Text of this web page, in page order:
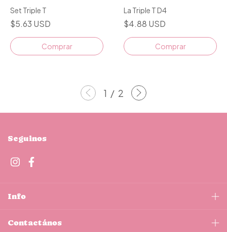
Set Triple T
$5.63 USD
Comprar
La Triple T D4
$4.88 USD
Comprar
1 / 2
Seguinos
Info
Contactános